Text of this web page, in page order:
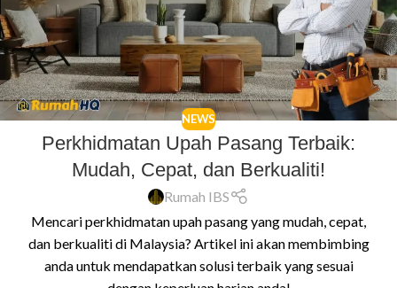
NEWS
Perkhidmatan Upah Pasang Terbaik:
Mudah, Cepat, dan Berkualiti!
Rumah IBS
Mencari perkhidmatan upah pasang yang mudah, cepat,
dan berkualiti di Malaysia? Artikel ini akan membimbing
anda untuk mendapatkan solusi terbaik yang sesuai